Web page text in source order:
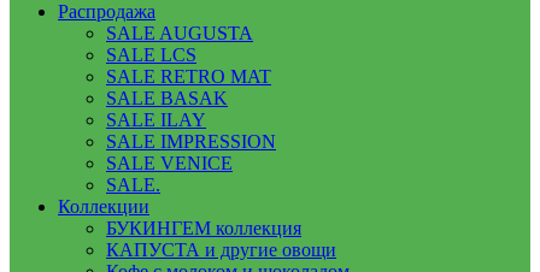
Распродажа
SALE AUGUSTA
SALE LCS
SALE RETRO MAT
SALE BASAK
SALE ILAY
SALE IMPRESSION
SALE VENICE
SALE.
Коллекции
БУКИНГЕМ коллекция
КАПУСТА и другие овощи